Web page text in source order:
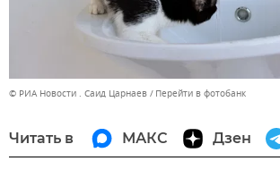
© РИА Новости . Саид Царнаев Перейти в фотобанк
Читать в МАКС Дзен